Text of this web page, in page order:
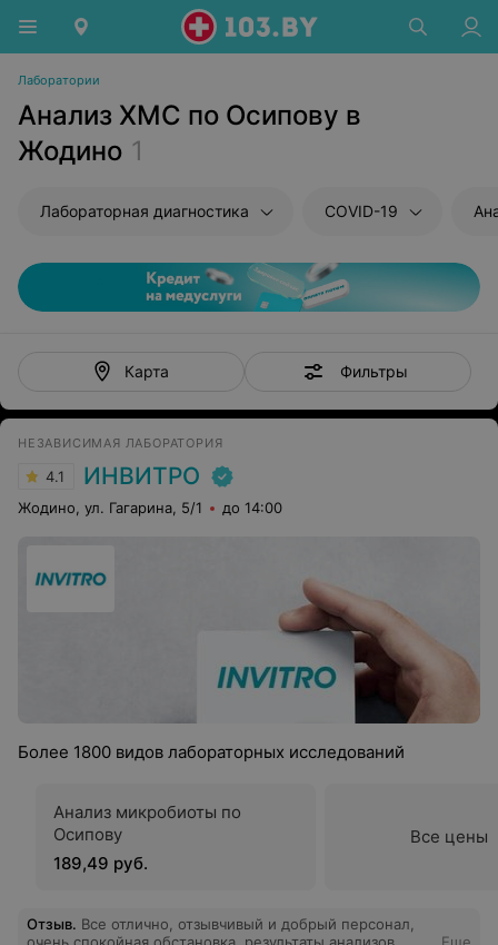
Лаборатории
Анализ ХМС по Осипову в
Жодино 1
Лабораторная диагностика COVID-19
Карта Фильтры
НЕЗАВИСИМАЯ ЛАБОРАТОРИЯ
4.1 ИНВИТРО
Жодино, ул. Гагарина, 5/1 до 14:00
Более 1800 видов лабораторных исследований
Анализ микробиоты по
Осипову
189,49 руб.
Все цены
Отзыв. Все отлично, отзывчивый и добрый персонал,